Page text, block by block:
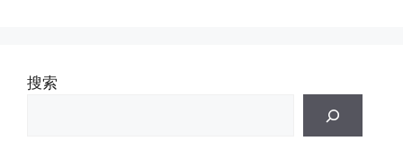
搜索